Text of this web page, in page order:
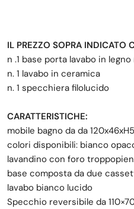
IL PREZZO SOPRA INDICATO
n .1 base porta lavabo in
n. 1 lavabo in ceramica
n. 1 specchiera filolucido
CARATTERISTICHE:
mobile bagno da da
colori disponibili: bianco
lavandino con foro
base composta da due
lavabo bianco lucido
Specchio reversibile da